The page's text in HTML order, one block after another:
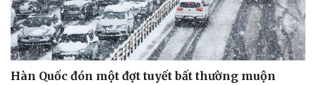
Hàn Quốc đón một đợt tuyết bất thường muộn